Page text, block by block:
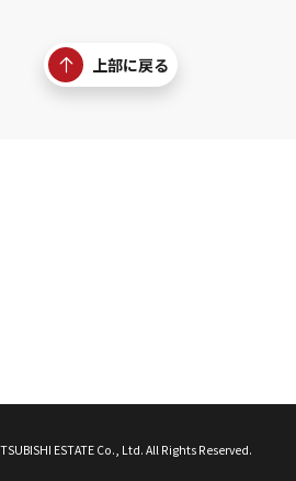
上部に戻る
ESTATE Co., Ltd. All Rights Reserved.